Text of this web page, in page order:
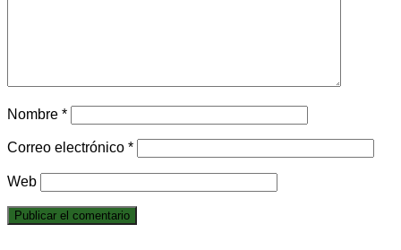
Nombre *
Correo electrónico *
Web